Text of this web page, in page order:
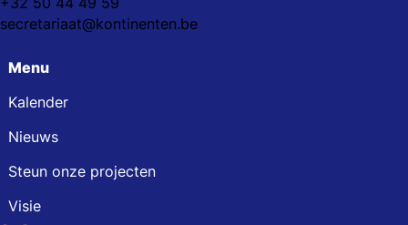
+32 50 44 49 59
secretariaat@kontinenten.be
Menu
Kalender
Nieuws
Steun onze projecten
Visie